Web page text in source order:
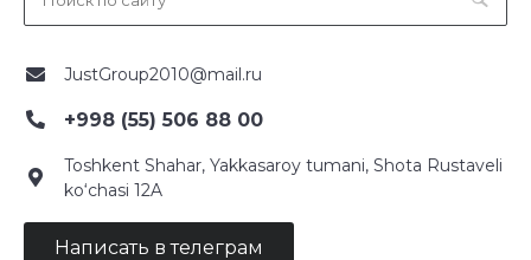
JustGroup2010@mail.ru
+998 (55) 506 88 00
Toshkent Shahar, Yakkasaroy tumani, Shota Rustaveli
ko‘chasi 12A
Написать в телеграм